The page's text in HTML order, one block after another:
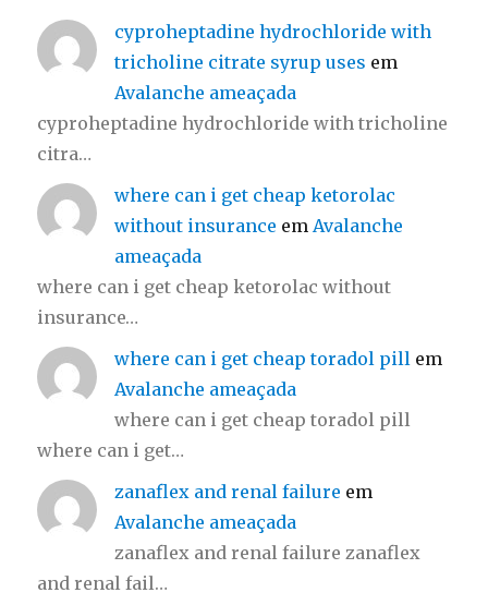
cyproheptadine hydrochloride with
tricholine citrate syrup uses em
Avalanche ameaçada
cyproheptadine hydrochloride with tricholine
citra…
where can i get cheap ketorolac
without insurance em Avalanche
ameaçada
where can i get cheap ketorolac without
insurance…
where can i get cheap toradol pill em
Avalanche ameaçada
where can i get cheap toradol pill
where can i get…
zanaflex and renal failure em
Avalanche ameaçada
zanaflex and renal failure zanaflex
and renal fail…